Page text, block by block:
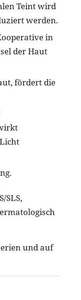
Teint wird
werden.
in
der Haut
fördert die
SLS,
und auf